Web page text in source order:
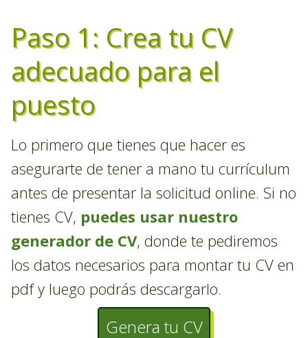
Paso 1: Crea tu CV
adecuado para el
puesto
Lo primero que tienes que hacer es
asegurarte de tener a mano tu currículum
antes de presentar la solicitud online. Si no
tienes CV, puedes usar nuestro
generador de CV, donde te pediremos
los datos necesarios para montar tu CV en
pdf y luego podrás descargarlo.
Genera tu CV